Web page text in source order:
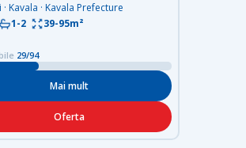
Kavala · Kavala Prefecture
1-2 39-95m²
29/94
Mai mult
Oferta